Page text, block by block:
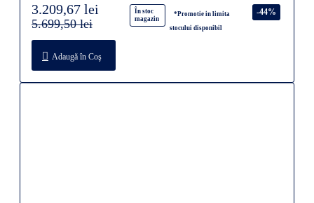
În stoc
magazin
*Promotie in limita
stocului disponibil
-44%
3.209,67 lei
5.699,50 lei
Adaugă în Coş